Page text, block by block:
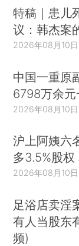
特稿｜患儿
议：韩杰案
2026年08月10日
中国一重原
6798万余元
2026年08月10日
沪上阿姨六
多3.5%股
2026年08月10日
足浴店卖淫
有人当股东
频)